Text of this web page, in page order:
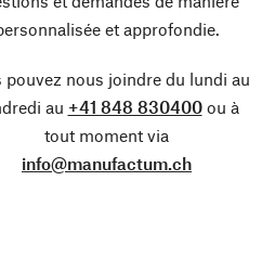
et approfondie.
pouvez nous joindre du lundi au
au +41 848 830400ou à
tout moment via
info@manufactum.ch